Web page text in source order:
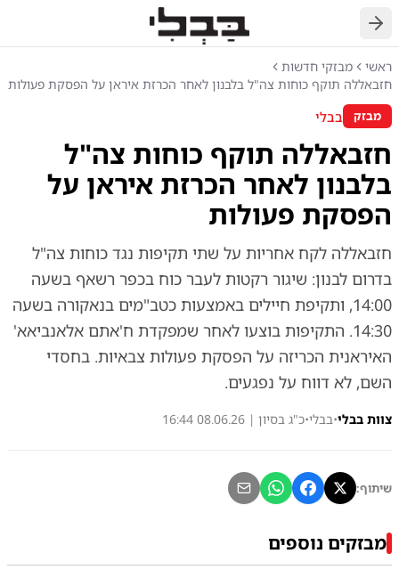
חזרה
ראשי
מבזקי חדשות
חזבאללה תוקף כוחות צה"ל בלבנון לאחר הכרזת איראן על הפסקת פעולות
מבזק בבלי
חזבאללה תוקף כוחות צה"ל
בלבנון לאחר הכרזת איראן על
הפסקת פעולות
חזבאללה לקח אחריות על שתי תקיפות נגד כוחות צה"ל
בדרום לבנון: שיגור רקטות לעבר כוח בכפר רשאף בשעה
14:00, ותקיפת חיילים באמצעות כטב"מים בנאקורה בשעה
14:30. התקיפות בוצעו לאחר שמפקדת ח'אתם אלאנביאא'
האיראנית הכריזה על הפסקת פעולות צבאיות. בחסדי
השם, לא דווח על נפגעים.
צוות בבלי•בבלי•כ"ג בסיון | 08.06.26 16:44
שיתוף:
מבזקים נוספים